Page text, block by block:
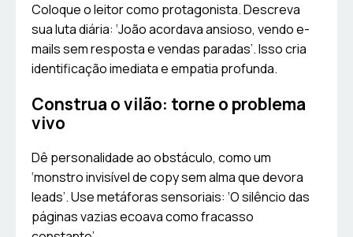
Coloque o leitor como protagonista. Descreva
sua luta diária: ‘João acordava ansioso, vendo e-
mails sem resposta e vendas paradas’. Isso cria
identificação imediata e empatia profunda.
Construa o vilão: torne o problema
vivo
Dê personalidade ao obstáculo, como um
‘monstro invisível de copy sem alma que devora
leads’. Use metáforas sensoriais: ‘O silêncio das
páginas vazias ecoava como fracasso